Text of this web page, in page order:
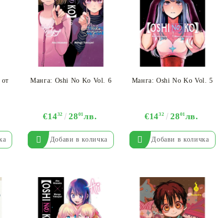
Манга: Oshi No Ko Vol. 6
€1432 2801лв.
Манга: Oshi No Ko Vol. 5
€1432 2801лв.